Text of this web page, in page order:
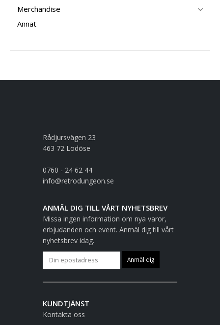
Merchandise
Annat
Rådjursvägen 23
463 72 Lödöse
0760 - 24 62 44
info@retrodungeon.se
ANMÄL DIG TILL VÅRT NYHETSBREV
Missa ingen information om nya varor,
erbjudanden och event. Anmäl dig till vårt
nyhetsbrev idag.
KUNDTJÄNST
Kontakta oss